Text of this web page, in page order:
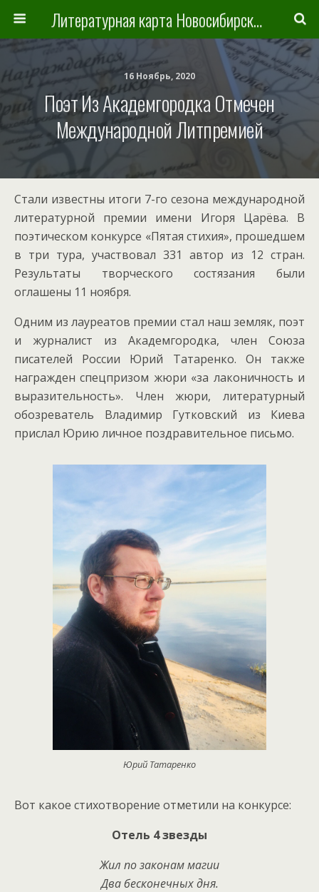
Литературная карта Новосибирска и Новосибирской области
16 Ноябрь, 2020
Поэт Из Академгородка Отмечен
Международной Литпремией
Стали известны итоги 7-го сезона международной
литературной премии имени Игоря Царёва. В
поэтическом конкурсе «Пятая стихия», прошедшем
в три тура, участвовал 331 автор из 12 стран.
Результаты творческого состязания были
оглашены 11 ноября.
Одним из лауреатов премии стал наш земляк, поэт
и журналист из Академгородка, член Союза
писателей России Юрий Татаренко. Он также
награжден спецпризом жюри «за лаконичность и
выразительность». Член жюри, литературный
обозреватель Владимир Гутковский из Киева
прислал Юрию личное поздравительное письмо.
Юрий Татаренко
Вот какое стихотворение отметили на конкурсе:
Отель 4 звезды
Жил по законам магии
Два бесконечных дня.